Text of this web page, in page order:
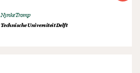
Nynke Tromp
Technische Universiteit Delft